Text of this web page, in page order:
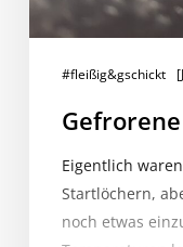
#fleißig&gschickt
Eigentlich
Startlöchern,
noch etwas